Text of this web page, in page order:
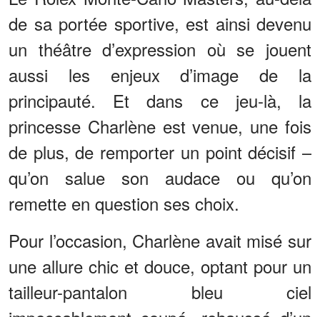
de sa portée sportive, est ainsi devenu
un théâtre d’expression où se jouent
aussi les enjeux d’image de la
principauté. Et dans ce jeu-là, la
princesse Charlène est venue, une fois
de plus, de remporter un point décisif –
qu’on salue son audace ou qu’on
remette en question ses choix.
Pour l’occasion, Charlène avait misé sur
une allure chic et douce, optant pour un
tailleur-pantalon bleu ciel